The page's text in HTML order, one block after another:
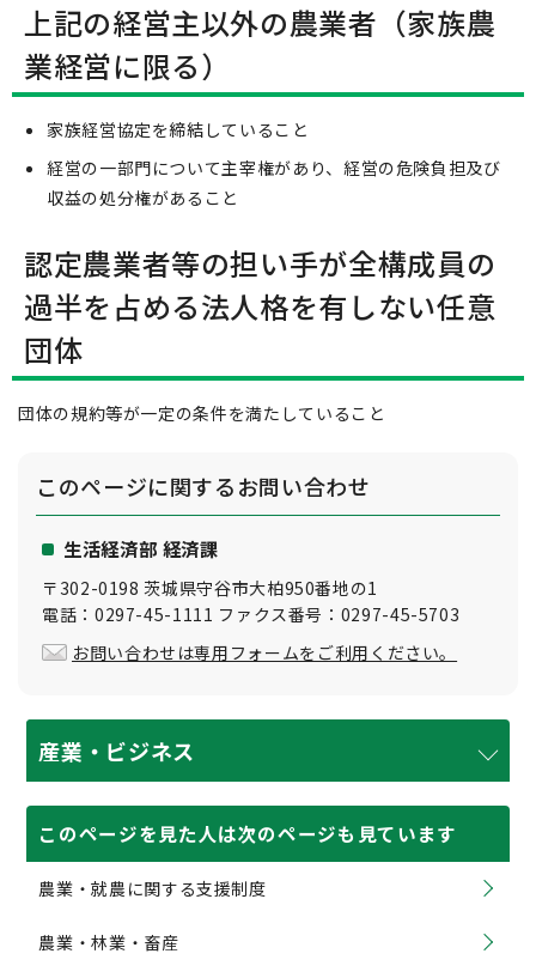
上記の経営主以外の農業者（家族農
業経営に限る）
家族経営協定を締結していること
経営の一部門について主宰権があり、経営の危険負担及び
収益の処分権があること
認定農業者等の担い手が全構成員の
過半を占める法人格を有しない任意
団体
団体の規約等が一定の条件を満たしていること
このページに関するお問い合わせ
生活経済部 経済課
〒302-0198 茨城県守谷市大柏950番地の1
電話：0297-45-1111 ファクス番号：0297-45-5703
お問い合わせは専用フォームをご利用ください。
産業・ビジネス
このページを見た人は次のページも見ています
農業・就農に関する支援制度
農業・林業・畜産